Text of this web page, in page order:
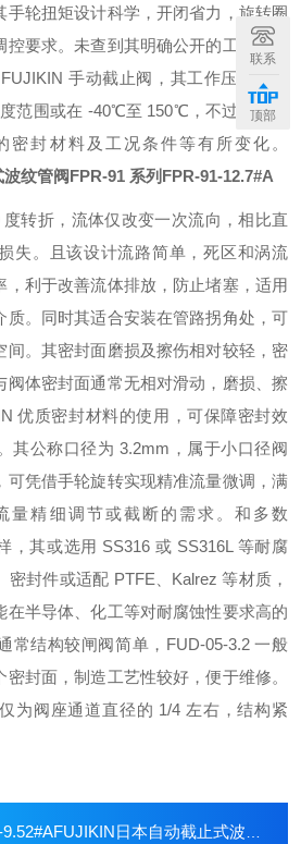
手轮扭矩设计科学，开闭省力，旋转圈
要求。未查到其明确公开的工作温压
手动截止阀，其工作压力或可
范围或在 -40℃至 150℃，不过，具体
密封材料及工况条件等有所变化。
纹管阀FPR-91 系列 FPR-91-12.7#A
转折，流体仅改变一次流向，相比直
失。且该设计流路简单，死区和涡流
，利于改善流体排放，防止堵塞，适用
质。同时其适合安装在管路拐角处，可
间。其密封面磨损及擦伤相对较轻，密
阀体密封面通常无相对滑动，磨损、擦
优质密封材料的使用，可保障密封效
其公称口径为 3.2mm，属于小口径阀
可凭借手轮旋转实现精准流量微调，满
量精细调节或截断的需求。和多数
，其或选用 SS316 或 SS316L 等耐腐
封件或适配 PTFE、Kalrez 等材质，
在半导体、化工等对耐腐蚀性要求高的
常结构较闸阀简单，FUD-05-3.2 一般
封面，制造工艺性较好，便于维修。
为阀座通道直径的 1/4 左右，结构紧
日本自动截止式波纹管阀FPR-91 系列
联系
顶部